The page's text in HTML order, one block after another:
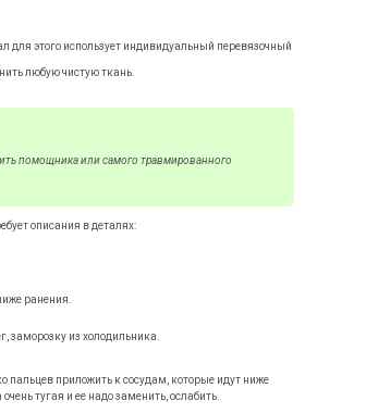
этого использует индивидуальный перевязочный
любую чистую ткань.
помощника или самого травмированного
описания в деталях:
ранения.
заморозку из холодильника.
пальцев приложить к сосудам, которые идут ниже
тугая и ее надо заменить, ослабить.